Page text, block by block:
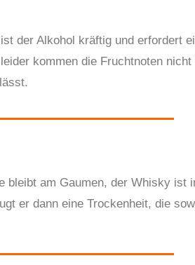
der Alkohol kräftig und erfordert
kommen die Fruchtnoten
bleibt am Gaumen, der Whisky
er dann eine Trockenheit, die